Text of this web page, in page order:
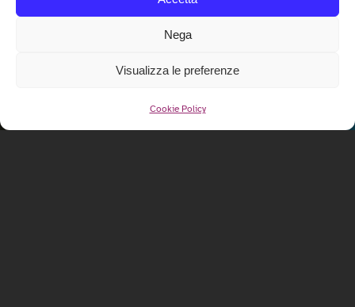
Nega
Visualizza le preferenze
Cookie Policy